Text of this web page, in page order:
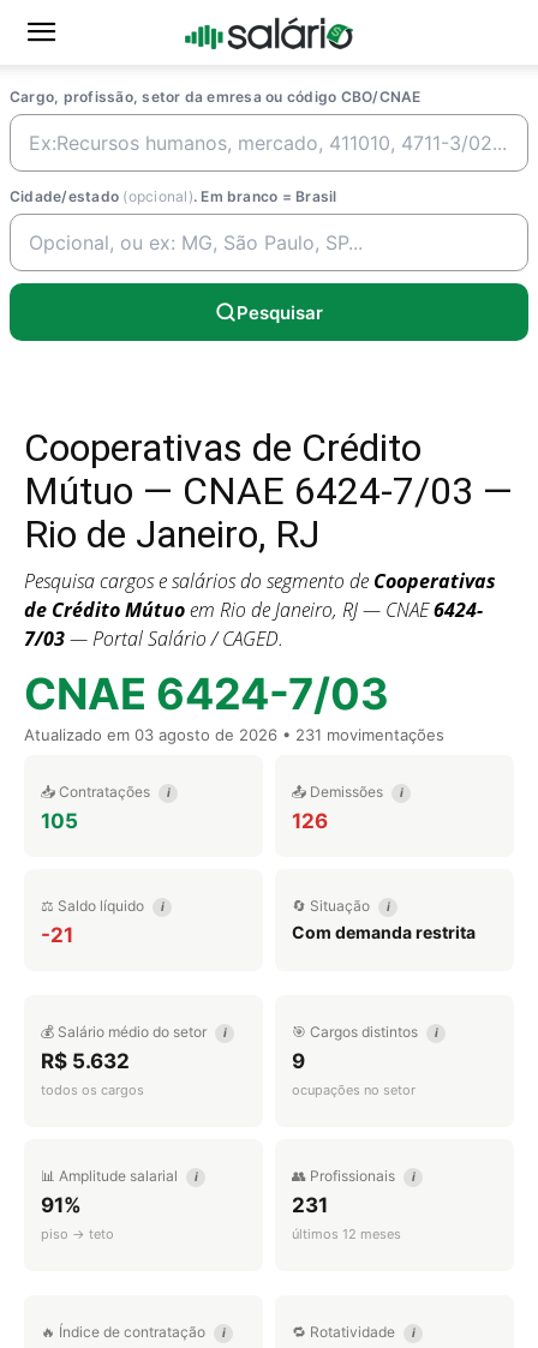
Cargo, profissão, setor da emresa ou código CBO/CNAE
Cidade/estado (opcional). Em branco = Brasil
Pesquisar
Cooperativas de Crédito
Mútuo — CNAE 6424-7/03 —
Rio de Janeiro, RJ
Pesquisa cargos e salários do segmento de Cooperativas
de Crédito Mútuoem Rio de Janeiro, RJ — CNAE6424-
7/03— Portal Salário / CAGED.
CNAE 6424-7/03
Atualizado em 03 agosto de 2026 • 231 movimentações
📥 Contratações i
105
📤 Demissões i
126
⚖️ Saldo líquido i
-21
🔄 Situação i
Com demanda restrita
💰 Salário médio do setor i
R$ 5.632
todos os cargos
🎯 Cargos distintos i
9
ocupações no setor
📊 Amplitude salarial i
91%
piso → teto
👥 Profissionais i
231
últimos 12 meses
🔥 Índice de contratação i 🔁 Rotatividade i